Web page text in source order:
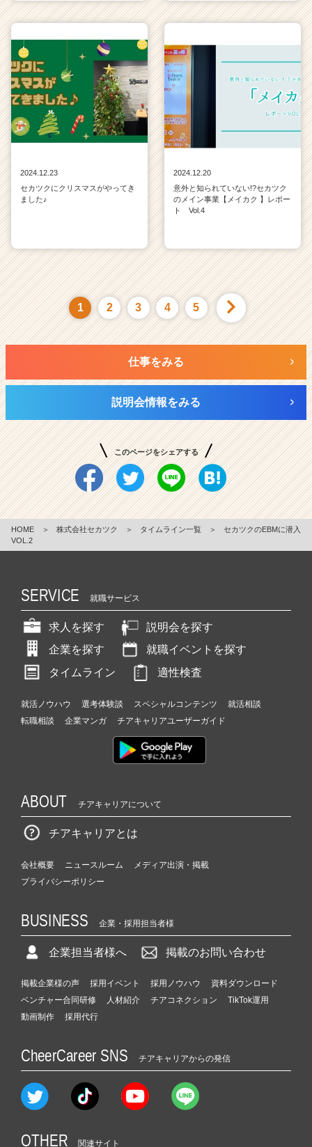
2024.12.23
セカツクにクリスマスがやってき
ました♪
2024.12.20
意外と知られていない!?セカツク
のメイン事業【メイカク 】レポー
ト Vol.4
1 2 3 4 5
仕事をみる
説明会情報をみる
このページをシェアする
HOME ＞ 株式会社セカツク ＞ タイムライン一覧 ＞
セカツクのEBMに潜入
VOL.2
SERVICE 就職サービス
求人を探す
説明会を探す
企業を探す
就職イベントを探す
タイムライン
適性検査
就活ノウハウ 選考体験談 スペシャルコンテンツ
就活相談
転職相談
企業マンガ チアキャリアユーザーガイド
ABOUT チアキャリアについて
チアキャリアとは
会社概要 ニュースルーム
メディア出演・掲載
プライバシーポリシー
BUSINESS 企業・採用担当者様
企業担当者様へ 掲載のお問い合わせ
掲載企業様の声 採用イベント 採用ノウハウ
資料ダウンロード
ベンチャー合同研修
人材紹介 チアコネクション
TikTok運用
動画制作
採用代行
CheerCareer SNS チアキャリアからの発信
OTHER 関連サイト